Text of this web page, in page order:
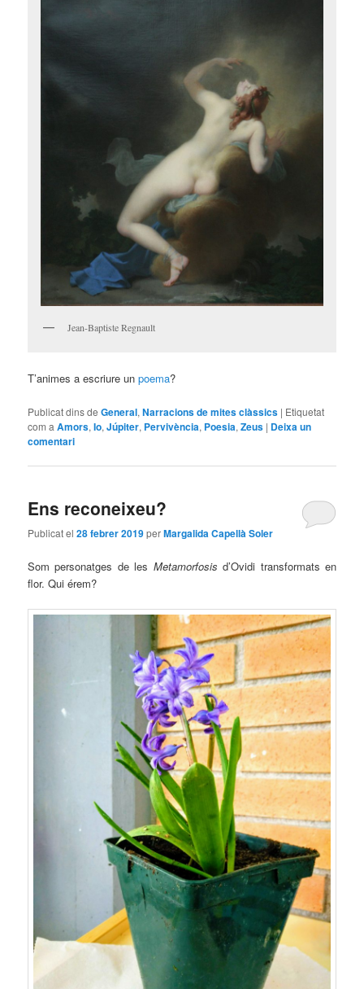
Jean-Baptiste Regnault
T’animes a escriure unpoema?
Publicat dins de General,Narracions de mites clàssics | Etiquetat
com a Amors,Io,Júpiter, Pervivència, Poesia,Zeus | Deixa un
comentari
Ens reconeixeu?
Publicat el28 febrer 2019perMargalida Capellà Soler
Som personatges de les Metamorfosis d’Ovidi transformats en
flor. Qui érem?